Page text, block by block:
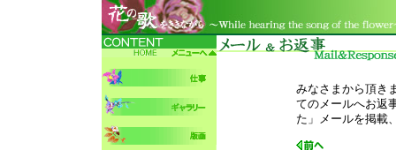
みなさまから頂き
てのメールへお返
た」メールを掲載